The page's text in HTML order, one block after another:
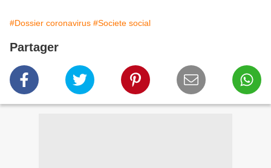
#Dossier coronavirus #Societe social
Partager